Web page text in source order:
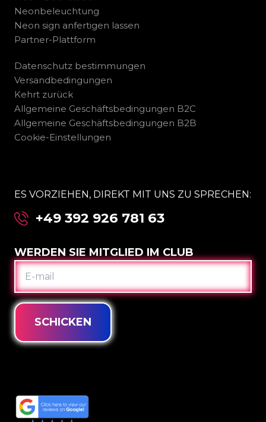
Neonbeleuchtung
Neon sign anfertigen lassen
Partner-Plattform
Datenschutz bestimmungen
Versandbedingungen
Kehrt zurück
Allgemeine Geschäftsbedingungen B2C
Allgemeine Geschäftsbedingungen B2B
Cookie-Einstellungen
ES VORZIEHEN, DIREKT MIT UNS ZU SPRECHEN:
+49 392 926 781 63
WERDEN SIE MITGLIED IM CLUB
E-
MAIL
SCHICKEN